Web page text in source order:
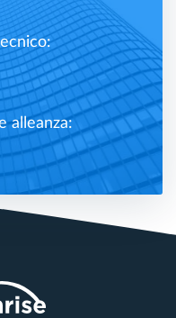
alleanza: